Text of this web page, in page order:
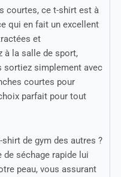
courtes, ce t-shirt est à
qui en fait un excellent
et
à la salle de sport,
sortiez simplement avec
courtes pour
parfait pour tout
de gym des autres ?
séchage rapide lui
peau, vous assurant